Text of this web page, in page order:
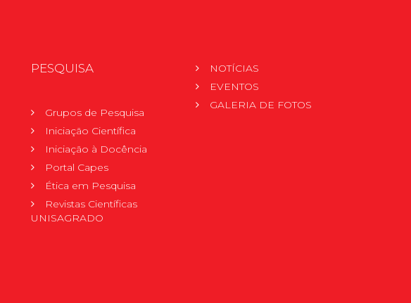
PESQUISA
Grupos de Pesquisa
Iniciação Científica
Iniciação à Docência
Portal Capes
Ética em Pesquisa
Revistas Científicas
UNISAGRADO
NOTÍCIAS
EVENTOS
GALERIA DE FOTOS